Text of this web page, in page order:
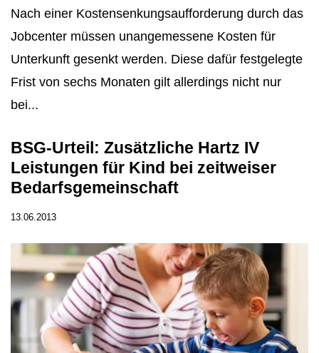
Nach einer Kostensenkungsaufforderung durch das
Jobcenter müssen unangemessene Kosten für
Unterkunft gesenkt werden. Diese dafür festgelegte
Frist von sechs Monaten gilt allerdings nicht nur
bei...
BSG-Urteil: Zusätzliche Hartz IV
Leistungen für Kind bei zeitweiser
Bedarfsgemeinschaft
13.06.2013